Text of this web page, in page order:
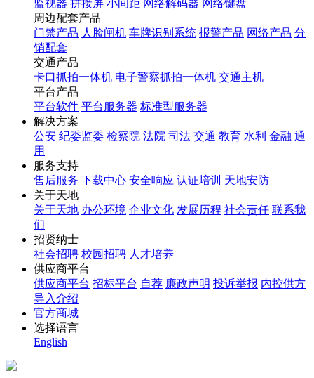
监视器 拼接屏 小间距 网络解码器 网络键盘
周边配套产品
门禁产品 人脸闸机 车牌识别系统 报警产品 网络产品 分
销配套
交通产品
卡口抓拍一体机 电子警察抓拍一体机 交通主机
平台产品
平台软件 平台服务器 标准型服务器
解决方案
公安 纪委监委 检察院 法院 司法 交通 教育 水利 金融 通
用
服务支持
售后服务 下载中心 安全响应 认证培训 天地安防
关于天地
关于天地 办公环境 企业文化 发展历程 社会责任 联系我
们
招贤纳士
社会招聘 校园招聘 人才培养
供应商平台
供应商平台 招标平台 自荐 廉政声明 投诉举报 内控供方
导入介绍
官方商城
选择语言
English